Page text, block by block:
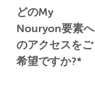
どのMy
Nouryon要素へ
のアクセスをご
希望ですか?*